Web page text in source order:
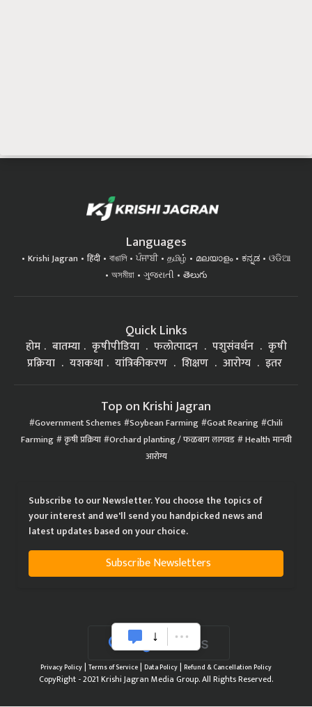
Languages
Krishi Jagran हिंदी বাঙালি ਪੰਜਾਬੀ தமிழ் മലയാളം ಕನ್ನಡ
ଓଡିଆ
অসমীয়া
ગુજરાતી తెలుగు
Quick Links
होम बातम्या कृषीपीडिया फलोत्पादन पशुसंवर्धन
कृषी
प्रक्रिया
यशकथा यांत्रिकीकरण शिक्षण आरोग्य इतर
Top on Krishi Jagran
Government Schemes Soybean Farming Goat Rearing Chili
Farming कृषी प्रक्रिया Orchard planting / फळबाग लागवड Health मानवी
आरोग्य
Subscribe to our Newsletter. You choose the topics of
your interest and we'll send you handpicked news and
latest updates based on your choice.
Subscribe Newsletters
Privacy Policy| Terms of Service| Data Policy| Refund & Cancellation Policy
CopyRight - 2021 Krishi Jagran Media Group. All Rights Reserved.